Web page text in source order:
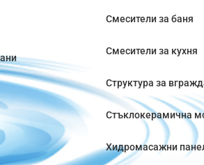
Смесители за баня
Смесители за кухня
Структура за
Стъклокерамична
Хидромасажни